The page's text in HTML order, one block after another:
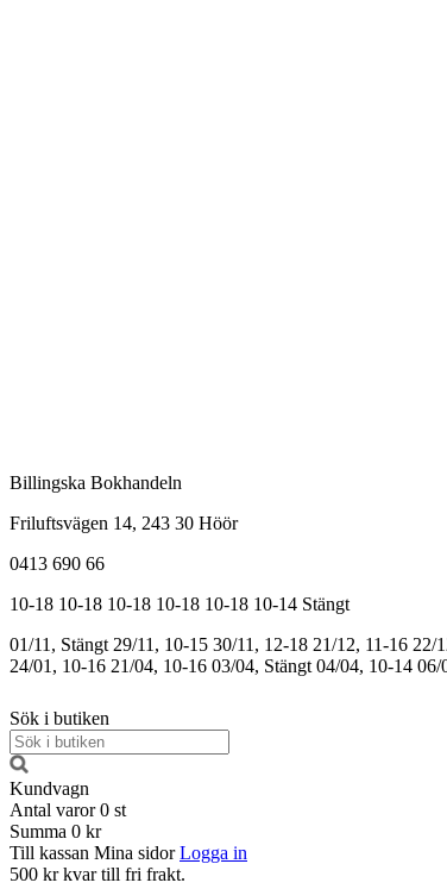
Billingska Bokhandeln
Friluftsvägen 14, 243 30 Höör
0413 690 66
10-18 10-18 10-18 10-18 10-18 10-14 Stängt
01/11, Stängt 29/11, 10-15 30/11, 12-18 21/12, 11-16 22/
24/01, 10-16 21/04, 10-16 03/04, Stängt 04/04, 10-14 06/
Sök i butiken
Kundvagn
Antal varor 0 st
Summa 0 kr
Till kassan Mina sidor Logga in
500 kr kvar till fri frakt.